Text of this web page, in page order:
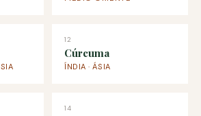
12
Cúrcuma
ÍNDIA · ÁSIA
14